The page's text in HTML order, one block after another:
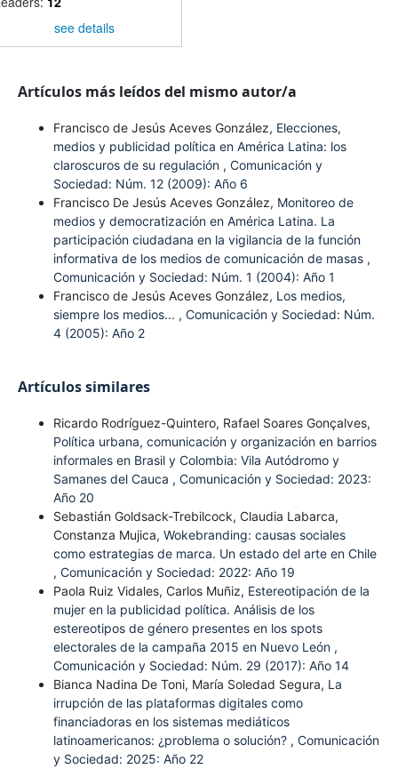
see details
Artículos más leídos del mismo autor/a
Francisco de Jesús Aceves González, Elecciones,
medios y publicidad política en América Latina: los
claroscuros de su regulación , Comunicación y
Sociedad: Núm. 12 (2009): Año 6
Francisco De Jesús Aceves González, Monitoreo de
medios y democratización en América Latina. La
participación ciudadana en la vigilancia de la función
informativa de los medios de comunicación de masas ,
Comunicación y Sociedad: Núm. 1 (2004): Año 1
Francisco de Jesús Aceves González, Los medios,
siempre los medios... , Comunicación y Sociedad: Núm.
4 (2005): Año 2
Artículos similares
Ricardo Rodríguez-Quintero, Rafael Soares Gonçalves,
Política urbana, comunicación y organización en barrios
informales en Brasil y Colombia: Vila Autódromo y
Samanes del Cauca , Comunicación y Sociedad: 2023:
Año 20
Sebastián Goldsack-Trebilcock, Claudia Labarca,
Constanza Mujica, Wokebranding: causas sociales
como estrategias de marca. Un estado del arte en Chile
, Comunicación y Sociedad: 2022: Año 19
Paola Ruiz Vidales, Carlos Muñiz, Estereotipación de la
mujer en la publicidad política. Análisis de los
estereotipos de género presentes en los spots
electorales de la campaña 2015 en Nuevo León ,
Comunicación y Sociedad: Núm. 29 (2017): Año 14
Bianca Nadina De Toni, María Soledad Segura, La
irrupción de las plataformas digitales como
financiadoras en los sistemas mediáticos
latinoamericanos: ¿problema o solución? , Comunicación
y Sociedad: 2025: Año 22